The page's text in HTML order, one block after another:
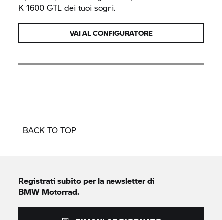
K 1600 GTL dei tuoi sogni.
VAI AL CONFIGURATORE
BACK TO TOP
Registrati subito per la newsletter di
BMW Motorrad.